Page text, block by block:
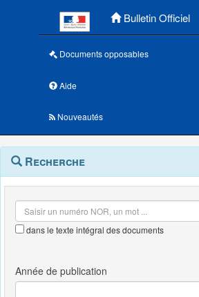
Bulletin Officiel
Documents opposables
Aide
Nouveautés
Navigation
outils
Menu
contextuel
Recherche
dans le texte intégral des documents